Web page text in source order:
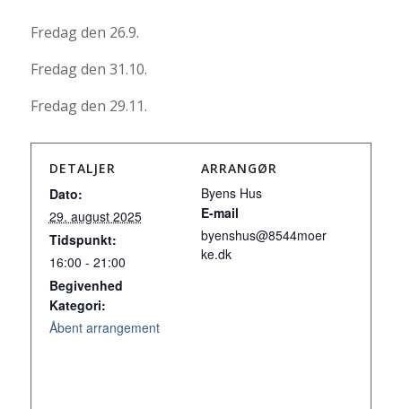
Fredag den 26.9.
Fredag den 31.10.
Fredag den 29.11.
DETALJER
Dato:
29. august 2025
Tidspunkt:
16:00 - 21:00
Begivenhed
Kategori:
Åbent arrangement
ARRANGØR
Byens Hus
E-mail
byenshus@8544moer
ke.dk